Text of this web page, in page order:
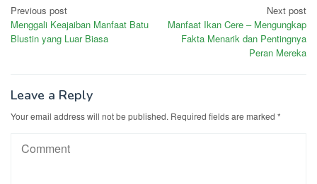
Post
navigation
Previous post
Menggali Keajaiban Manfaat Batu
Blustin yang Luar Biasa
Next post
Manfaat Ikan Cere – Mengungkap
Fakta Menarik dan Pentingnya
Peran Mereka
Leave a Reply
Your email address will not be published. Required fields are marked *